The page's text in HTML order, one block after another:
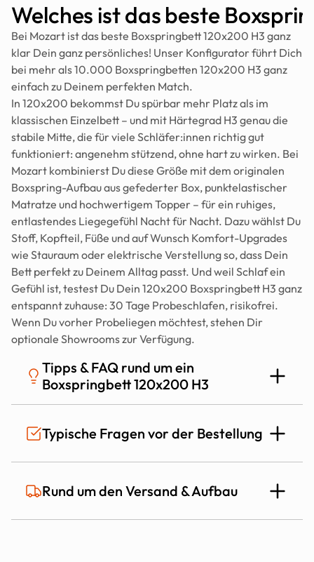
Welches ist das beste
Bei Mozart ist das beste Boxspringbett 120x200 H3 ganz
klar Dein ganz persönliches! Unser Konfigurator führt Dich
bei mehr als 10.000 Boxspringbetten 120x200 H3 ganz
einfach zu Deinem perfekten Match.
In 120x200 bekommst Du spürbar mehr Platz als im
klassischen Einzelbett – und mit Härtegrad H3 genau die
stabile Mitte, die für viele Schläfer:innen richtig gut
funktioniert: angenehm stützend, ohne hart zu wirken. Bei
Mozart kombinierst Du diese Größe mit dem originalen
Boxspring-Aufbau aus gefederter Box, punktelastischer
Matratze und hochwertigem Topper – für ein ruhiges,
entlastendes Liegegefühl Nacht für Nacht. Dazu wählst Du
Stoff, Kopfteil, Füße und auf Wunsch Komfort-Upgrades
wie Stauraum oder elektrische Verstellung so, dass Dein
Bett perfekt zu Deinem Alltag passt. Und weil Schlaf ein
Gefühl ist, testest Du Dein 120x200 Boxspringbett H3 ganz
entspannt zuhause: 30 Tage Probeschlafen, risikofrei.
Wenn Du vorher Probeliegen möchtest, stehen Dir
optionale Showrooms zur Verfügung.
Tipps & FAQ rund um ein
Boxspringbett 120x200 H3
Für wen ist ein Boxspringbett 120x200 in
H3 die richtige Wahl?
120x200 ist ideal, wenn Du allein schlafen möchtest, aber
mehr Bewegungsfreiheit willst als in 90x200 oder 100x200.
Typische Fragen vor der Bestellung
Ist das Mozart Bett auch für Allergiker
Rund um den Versand & Aufbau